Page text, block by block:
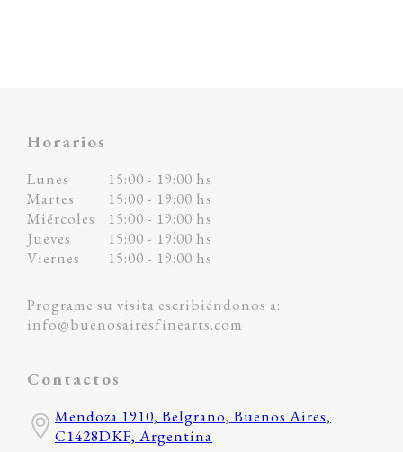
Horarios
Lunes
15:00 - 19:00 hs
Martes
15:00 - 19:00 hs
Miércoles
15:00 - 19:00 hs
Jueves
15:00 - 19:00 hs
Viernes
15:00 - 19:00 hs
Programe su visita escribiéndonos a:
info@buenosairesfinearts.com
Contactos
Mendoza 1910, Belgrano, Buenos Aires,
C1428DKF, Argentina